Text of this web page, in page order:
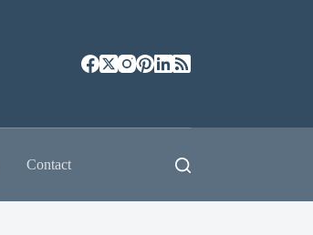
Contact